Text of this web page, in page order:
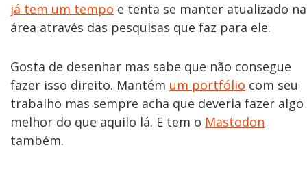
já tem um tempo e tenta se manter atualizado na
área através das pesquisas que faz para ele.
Gosta de desenhar mas sabe que não consegue
fazer isso direito. Mantém um portfólio com seu
trabalho mas sempre acha que deveria fazer algo
melhor do que aquilo lá. E tem o Mastodon
também.